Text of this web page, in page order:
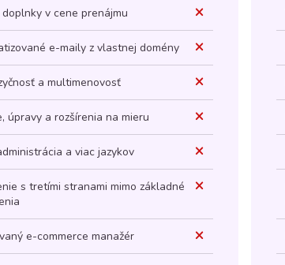
v cene prenájmu
e-maily z vlastnej domény
a multimenovosť
úpravy a rozšírenia na mieru
a viac jazykov
s tretími stranami mimo základné
e-commerce manažér